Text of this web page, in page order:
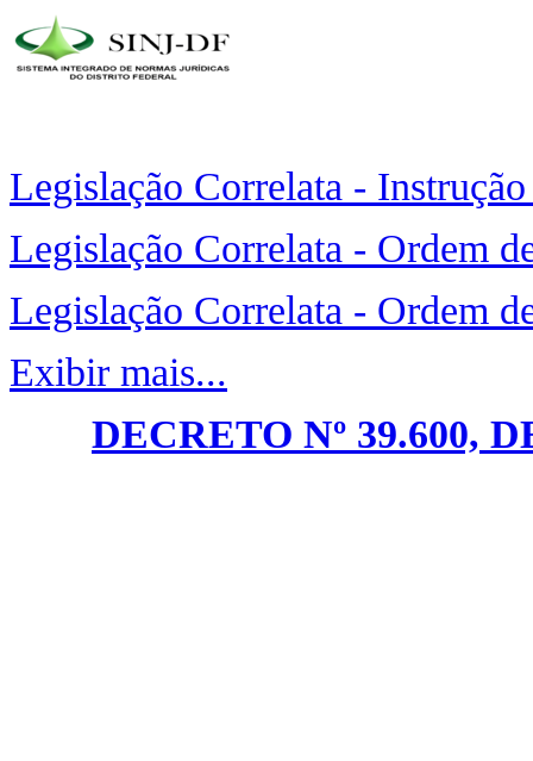
Legislação Correlata -
Legislação Correlata - Ordem
Legislação Correlata - Ordem
Exibir mais...
DECRETO Nº 39.600,